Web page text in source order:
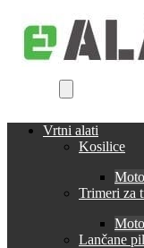
Vrtni alati
Kosilice
Trimeri za
Lančane